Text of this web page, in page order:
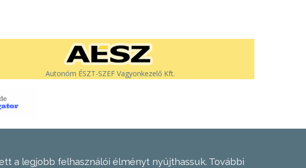
Autonóm ÉSZT-SZEF Vagyonkezelő Kft.
a legjobb felhasználói élményt nyújthassuk. További